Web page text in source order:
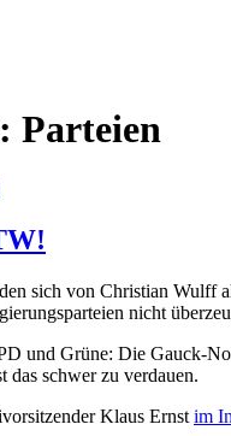
Parteien
sich von Christian Wulff
nicht
und Grüne: Die Gauck-
das schwer zu verdauen.
Klaus Ernst im